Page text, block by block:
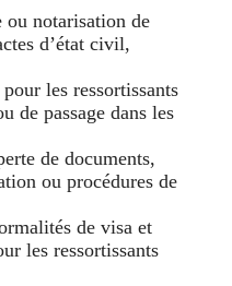
notarisation de
d’état civil,
les ressortissants
de passage dans les
de documents,
ou procédures de
de visa et
les ressortissants